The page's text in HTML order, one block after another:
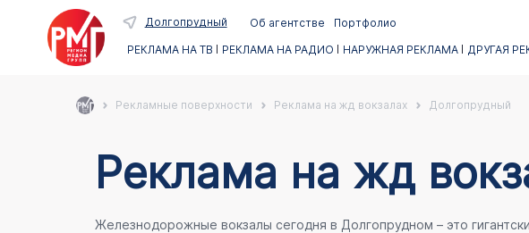
Долгопрудный Об агентстве
Портфолио
РЕКЛАМА НА ТВ
РЕКЛАМА НА РАДИО НАРУЖНАЯ РЕКЛАМА ДРУГАЯ
Рекламные поверхности Реклама на жд вокзалах Долгопрудный
Реклама на жд
Железнодорожные вокзалы сегодня в Долгопрудном – это